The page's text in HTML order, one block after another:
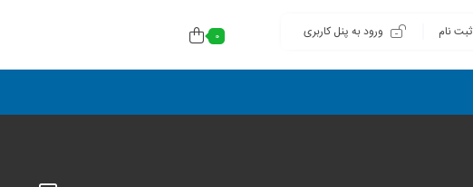
ثبت نام ورود به پنل کاربری 0